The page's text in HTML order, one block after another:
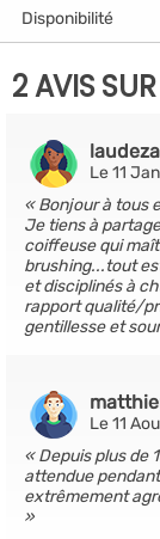
Disponibilité
2 AVIS
laudeza
Le 11
Bonjour à tous
Je tiens à
coiffeuse qui
brushing...tout
et disciplinés à
rapport qualité/
gentillesse et
Le 11
Depuis plus de
attendue
extrêmement